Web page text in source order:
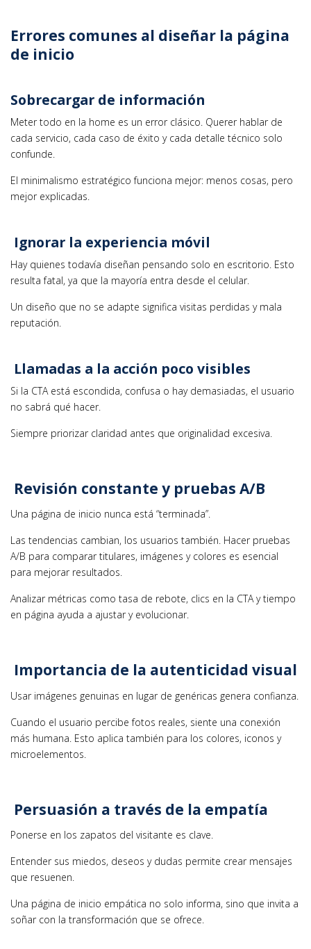
Errores comunes al diseñar la página
de inicio
Sobrecargar de información
Meter todo en la home es un error clásico. Querer hablar de
cada servicio, cada caso de éxito y cada detalle técnico solo
confunde.
El minimalismo estratégico funciona mejor: menos cosas, pero
mejor explicadas.
Ignorar la experiencia móvil
Hay quienes todavía diseñan pensando solo en escritorio. Esto
resulta fatal, ya que la mayoría entra desde el celular.
Un diseño que no se adapte significa visitas perdidas y mala
reputación.
Llamadas a la acción poco visibles
Si la CTA está escondida, confusa o hay demasiadas, el usuario
no sabrá qué hacer.
Siempre priorizar claridad antes que originalidad excesiva.
Revisión constante y pruebas A/B
Una página de inicio nunca está “terminada”.
Las tendencias cambian, los usuarios también. Hacer pruebas
A/B para comparar titulares, imágenes y colores es esencial
para mejorar resultados.
Analizar métricas como tasa de rebote, clics en la CTA y tiempo
en página ayuda a ajustar y evolucionar.
Importancia de la autenticidad visual
Usar imágenes genuinas en lugar de genéricas genera confianza.
Cuando el usuario percibe fotos reales, siente una conexión
más humana. Esto aplica también para los colores, iconos y
microelementos.
Persuasión a través de la empatía
Ponerse en los zapatos del visitante es clave.
Entender sus miedos, deseos y dudas permite crear mensajes
que resuenen.
Una página de inicio empática no solo informa, sino que invita a
soñar con la transformación que se ofrece.